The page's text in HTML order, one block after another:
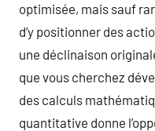
optimisée, mais sauf
d’y positionner des
une déclinaison
que vous cherchez
des calculs
quantitative donne